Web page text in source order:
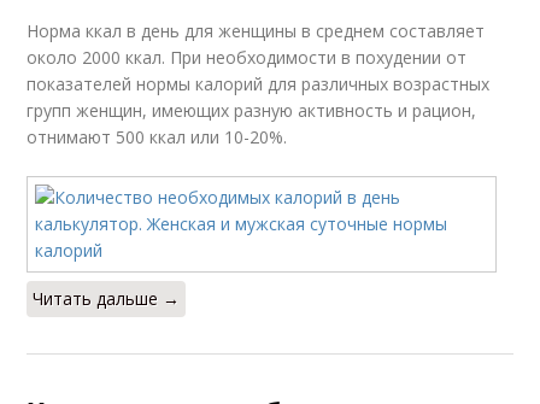
Норма ккал в день для женщины в среднем составляет
около 2000 ккал. При необходимости в похудении от
показателей нормы калорий для различных возрастных
групп женщин, имеющих разную активность и рацион,
отнимают 500 ккал или 10-20%.
Читать дальше →